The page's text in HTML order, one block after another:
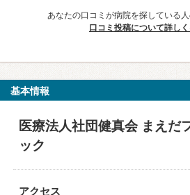
あなたの口コミが病院を探している人
口コミ投稿について詳し
基本情報
医療法人社団健真会 まえだ
ック
アクセス